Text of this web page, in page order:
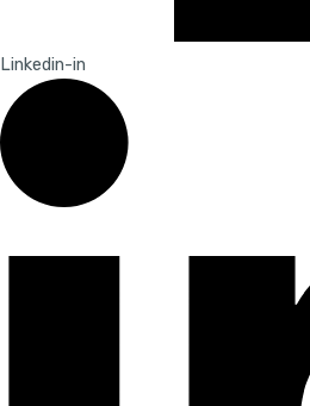
Linkedin-in